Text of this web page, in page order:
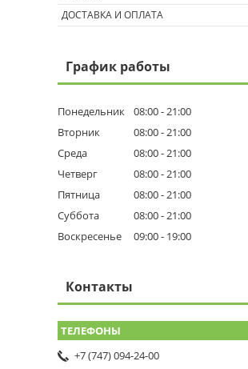
ДОСТАВКА И ОПЛАТА
График работы
Понедельник 08:00 21:00
Вторник
08:00 21:00
Среда
08:00 21:00
Четверг
08:00 21:00
Пятница
08:00 21:00
Суббота
08:00 21:00
Воскресенье
09:00 19:00
Контакты
+7 (747) 094-24-00